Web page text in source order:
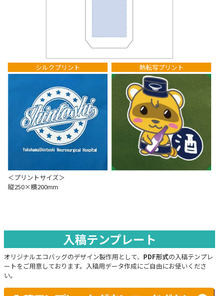
シルクプリント 熱転写プリント
＜プリントサイズ＞
縦250×横200mm
入稿テンプレート
オリジナルエコバッグのデザイン製作用として、 PDF形式の入稿テンプレ
ートをご用意しております。入稿用データ作成にご自由にお使いくださ
い。